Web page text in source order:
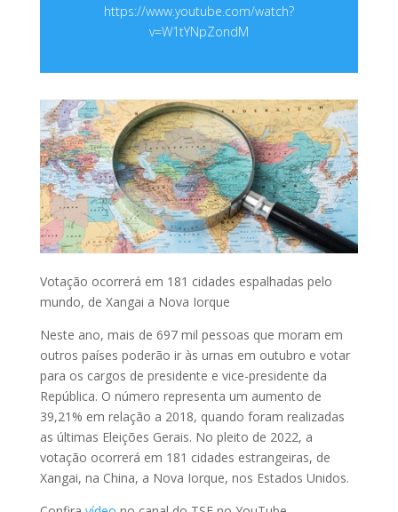
https://www.youtube.com/watch?
v=W1tYNpZondM
Votação ocorrerá em 181 cidades espalhadas pelo
mundo, de Xangai a Nova Iorque
Neste ano, mais de 697 mil pessoas que moram em
outros países poderão ir às urnas em outubro e votar
para os cargos de presidente e vice-presidente da
República. O número representa um aumento de
39,21% em relação a 2018, quando foram realizadas
as últimas Eleições Gerais. No pleito de 2022, a
votação ocorrerá em 181 cidades estrangeiras, de
Xangai, na China, a Nova Iorque, nos Estados Unidos.